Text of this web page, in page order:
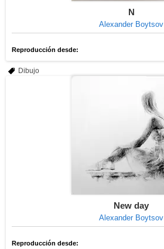
N
Alexander Boytsov
Reproducción desde:
Dibujo
New day
Alexander Boytsov
Reproducción desde: